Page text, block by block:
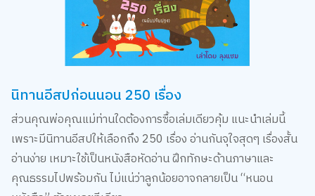
นิทานอีสปก่อนนอน 250 เรื่อง
ส่วนคุณพ่อคุณแม่ท่านใดต้องการซื้อเล่มเดียวคุ้ม แนะนำเล่มนี้
เพราะมีนิทานอีสปให้เลือกถึง 250 เรื่อง อ่านกันจุใจสุดๆ เรื่องสั้น
อ่านง่าย เหมาะใช้เป็นหนังสือหัดอ่าน ฝึกทักษะด้านภาษาและ
คุณธรรมไปพร้อมกัน ไม่แน่ว่าลูกน้อยอาจกลายเป็น “หนอน
หนังสือ” ตัวยงเลยทีเดียว